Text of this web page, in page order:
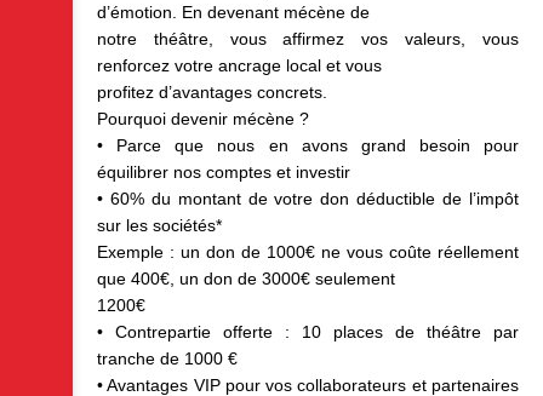
d’émotion. En devenant mécène de
notre théâtre, vous affirmez vos valeurs, vous
renforcez votre ancrage local et vous
profitez d’avantages concrets.
Pourquoi devenir mécène ?
• Parce que nous en avons grand besoin pour
équilibrer nos comptes et investir
• 60% du montant de votre don déductible de l’impôt
sur les sociétés*
Exemple : un don de 1000€ ne vous coûte réellement
que 400€, un don de 3000€ seulement
1200€
• Contrepartie offerte : 10 places de théâtre par
tranche de 1000 €
• Avantages VIP pour vos collaborateurs et partenaires